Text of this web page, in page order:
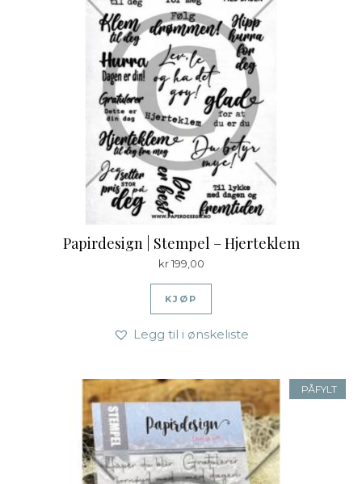
Papirdesign | Stempel – Hjerteklem
kr199,00
KJØP
Legg til i ønskeliste
PÅFYLT